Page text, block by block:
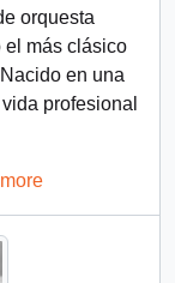
orquesta
el más clásico
en una
profesional